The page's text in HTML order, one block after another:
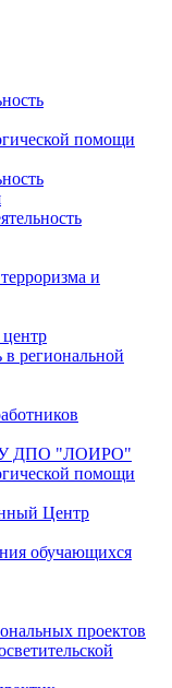
помощи
и
в региональной
ДПО "ЛОИРО"
помощи
Центр
обучающихся
проектов